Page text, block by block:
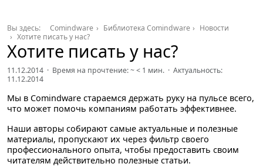
Вы здесь: Comindware Библиотека Comindware
Новости
Хотите писать у нас?
Хотите писать у нас?
11.12.2014 · Время на прочтение: ~< 1 мин. · Актуальность:
11.12.2014
Мы в Comindware стараемся держать руку на пульсе всего,
что может помочь компаниям работать эффективнее.
Наши авторы собирают самые актуальные и полезные
материалы, пропускают их через фильтр своего
профессионального опыта, чтобы предоставить своим
читателям действительно полезные статьи.